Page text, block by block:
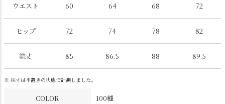
ウエスト 60 64 68 72
ヒップ 72 74 78 82
総丈 85 86.5 88 89.5
※ 採寸は平置きの状態で計測しました。
COLOR 100種